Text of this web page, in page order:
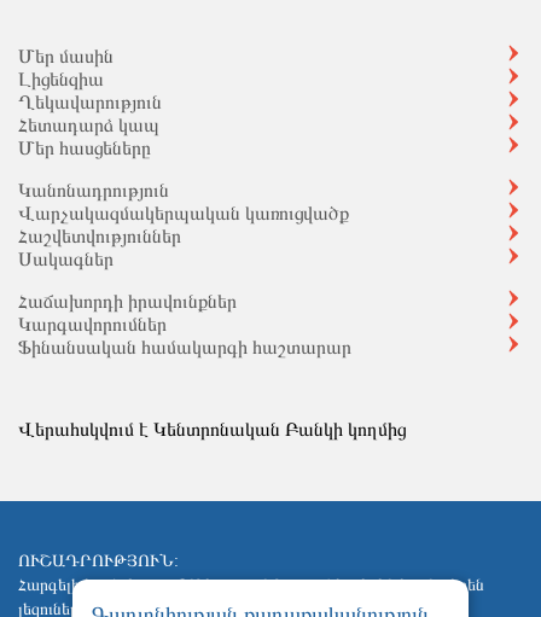
Մեր մասին
Լիցենզիա
Ղեկավարություն
Հետադարձ կապ
Մեր հասցեները
Կանոնադրություն
Վարչակազմակերպական կառուցվածք
Հաշվետվություններ
Սակագներ
Հաճախորդի իրավունքներ
Կարգավորումներ
Ֆինանսական համակարգի հաշտարար
Վերահսկվում է Կենտրոնական Բանկի կողմից
ՈՒՇԱԴՐՈՒԹՅՈՒՆ:
Հարգելի հաճախորդ, Ընկերության կայքում հայերեն և անգլերեն
լեզուներով հրապարակված տեղեկատվության միջև